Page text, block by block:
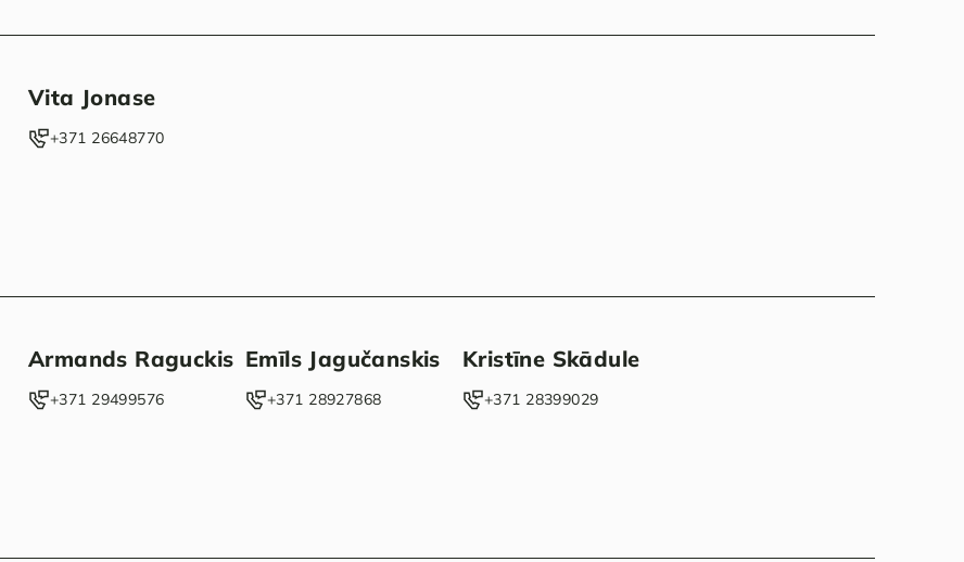
Vita Jonase
‭+371 26648770‬
Armands Raguckis
‭+371 29499576‬
Emīls Jagučanskis
‭+371 28927868‬
Kristīne Skādule
‭+371 28399029‬